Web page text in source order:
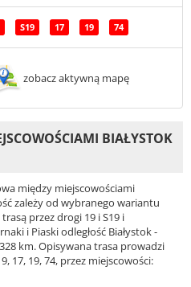
S19 17 19 74
zobacz aktywną mapę
BIAŁYSTOK
między miejscowościami
zależy od wybranego wariantu
przez drogi 19 i S19 i
i Piaski odległość Białystok -
km. Opisywana trasa prowadzi
17, 19, 74, przez miejscowości: